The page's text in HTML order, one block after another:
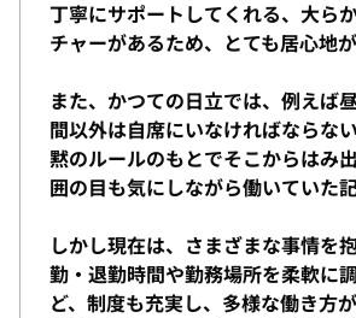
丁寧にサポートしてくれる、大ら
チャーがあるため、とても居心地が
また、かつての日立では、例えば
間以外は自席にいなければならな
黙のルールのもとでそこからはみ
囲の目も気にしながら働いていた記
しかし現在は、さまざまな事情を
勤・退勤時間や勤務場所を柔軟に
ど、制度も充実し、多様な働き方